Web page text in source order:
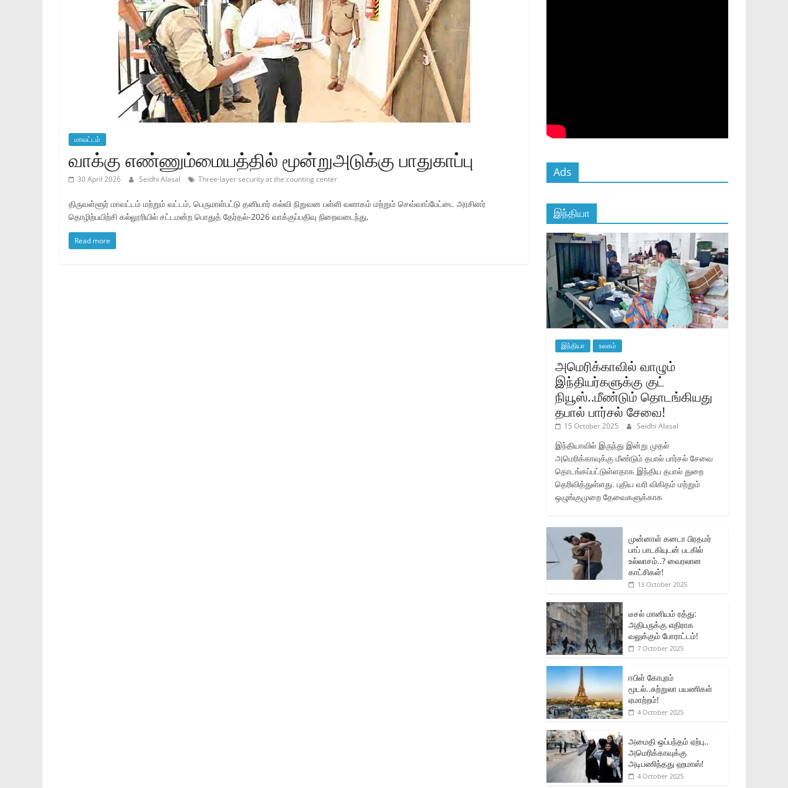
மாவட்டம்
வாக்கு எண்ணும்மையத்தில் மூன்றுஅடுக்கு பாதுகாப்பு
30 April 2026 Seidhi Alasal Three-layer security at the counting center
திருவள்ளூர் மாவட்டம் மற்றும் வட்டம், பெருமாள்பட்டு தனியார் கல்வி நிறுவன பள்ளி வளாகம் மற்றும் செவ்வாப்பேட்டை அரசினர்
தொழிற்பயிற்சி கல்லூரியில் சட்டமன்ற பொதுத் தேர்தல்-2026 வாக்குப்பதிவு நிறைவடைந்து,
Read more
Ads
இந்தியா
இந்தியா உலகம்
அமெரிக்காவில் வாழும்
இந்தியர்களுக்கு குட்
நியூஸ்..மீண்டும் தொடங்கியது
தபால் பார்சல் சேவை!
15 October 2025 Seidhi Alasal
இந்தியாவில் இருந்து இன்று முதல்
அமெரிக்காவுக்கு மீண்டும் தபால் பார்சல் சேவை
தொடங்கப்பட்டுள்ளதாக இந்திய தபால் துறை
தெரிவித்துள்ளது. புதிய வரி விகிதம் மற்றும்
ஒழுங்குமுறை தேவைகளுக்காக
முன்னாள் கனடா பிரதமர்
பாப் பாடகியுடன் படகில்
உல்லாசம்..? வைரலான
காட்சிகள்!
13 October 2025
டீசல் மானியம் ரத்து:
அதிபருக்கு எதிராக
வலுக்கும் போராட்டம்!
7 October 2025
ஈபிள் கோபுரம்
மூடல்..சுற்றுலா பயணிகள்
ஏமாற்றம்!
4 October 2025
அமைதி ஒப்பந்தம் ஏற்பு..
அமெரிக்காவுக்கு
அடிபணிந்தது ஹமாஸ்!
4 October 2025